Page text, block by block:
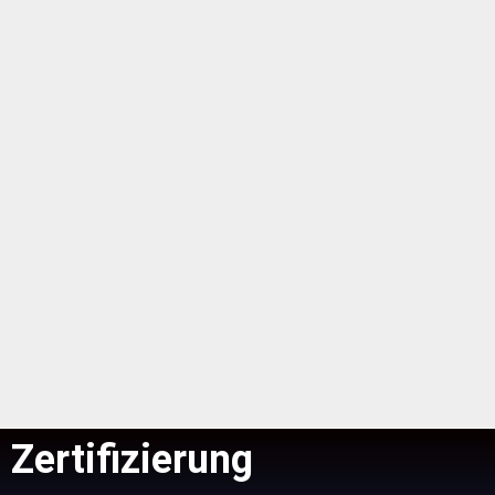
Zertifizierung